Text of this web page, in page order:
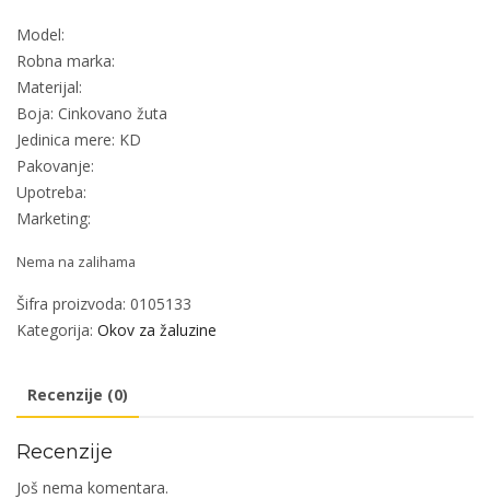
Model:
Robna marka:
Materijal:
Boja: Cinkovano žuta
Jedinica mere: KD
Pakovanje:
Upotreba:
Marketing:
Nema na zalihama
Šifra proizvoda: 0105133
Kategorija: Okov za žaluzine
Recenzije (0)
Recenzije
Još nema komentara.